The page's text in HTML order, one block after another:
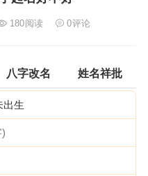
180阅读 0评论
八字改名 姓名祥批
出生